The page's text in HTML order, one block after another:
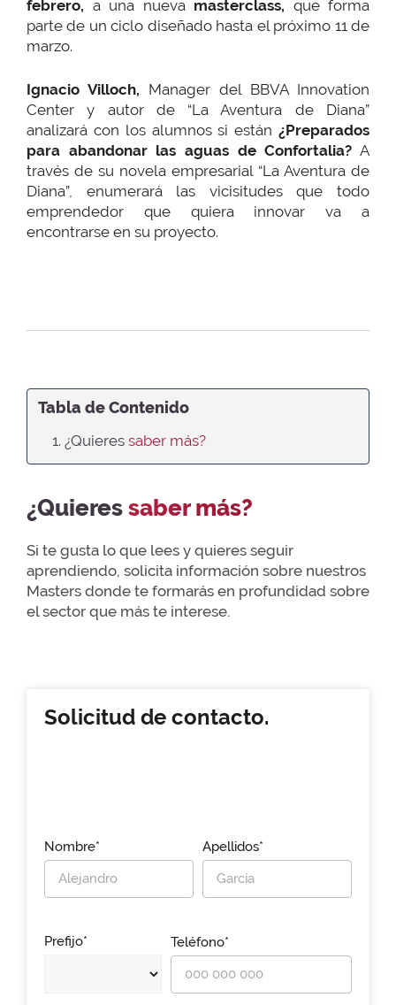
febrero, a una nueva masterclass, que forma
parte de un ciclo diseñado hasta el próximo 11 de
marzo.
Ignacio Villoch, Manager del BBVA Innovation
Center y autor de “La Aventura de Diana”
analizará con los alumnos si están ¿Preparados
para abandonar las aguas de Confortalia? A
través de su novela empresarial “La Aventura de
Diana”, enumerará las vicisitudes que todo
emprendedor que quiera innovar va a
encontrarse en su proyecto.
Tabla de Contenido
1. ¿Quieres saber más?
¿Quieressaber más?
Si te gusta lo que lees y quieres seguir
aprendiendo, solicita información sobre nuestros
Masters donde te formarás en profundidad sobre
el sector que más te interese.
Solicitud de contacto.
Nombre* Apellidos*
Prefijo* Teléfono*